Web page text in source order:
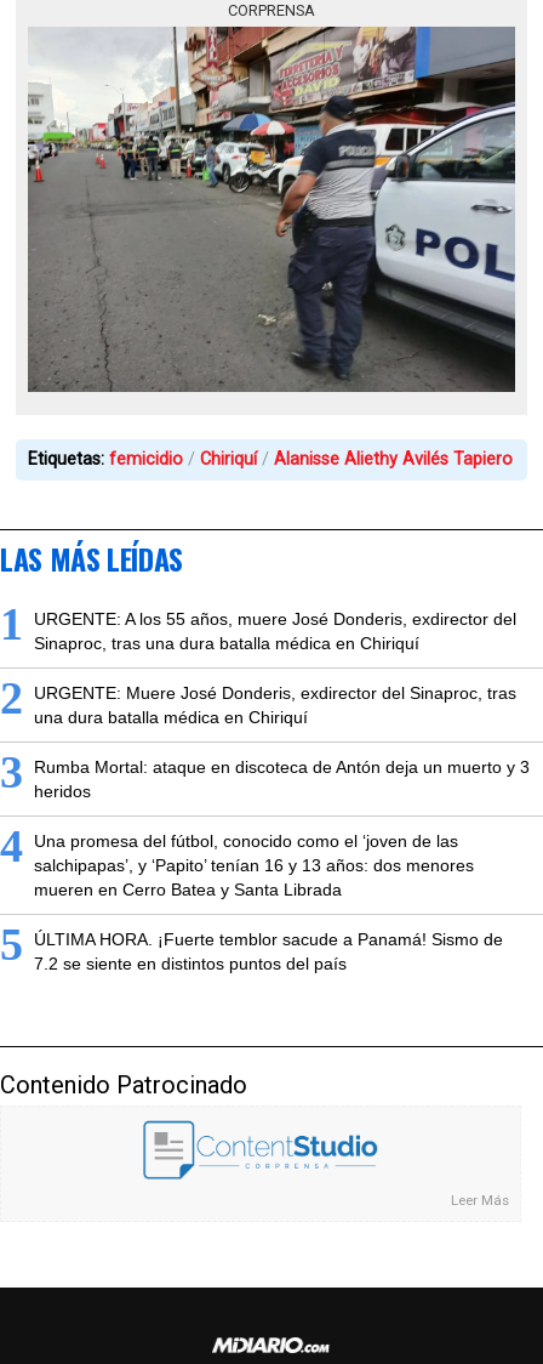
CORPRENSA
Etiquetas:femicidio Chiriquí Alanisse Aliethy Avilés Tapiero
LAS MÁS LEÍDAS
1
URGENTE: A los 55 años, muere José Donderis, exdirector del
Sinaproc, tras una dura batalla médica en Chiriquí
2
URGENTE: Muere José Donderis, exdirector del Sinaproc, tras
una dura batalla médica en Chiriquí
3
Rumba Mortal: ataque en discoteca de Antón deja un muerto y 3
heridos
4
Una promesa del fútbol, conocido como el ‘joven de las
salchipapas’, y ‘Papito’ tenían 16 y 13 años: dos menores
mueren en Cerro Batea y Santa Librada
5
ÚLTIMA HORA. ¡Fuerte temblor sacude a Panamá! Sismo de
7.2 se siente en distintos puntos del país
Contenido Patrocinado
Leer Más